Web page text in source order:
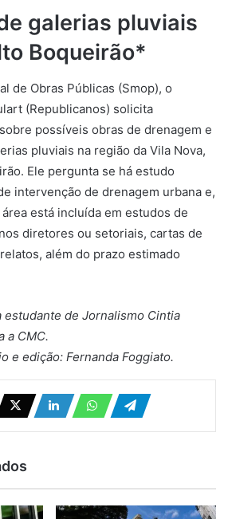
galerias pluviais
Boqueirão*
de Obras Públicas (Smop), o
(Republicanos) solicita
possíveis obras de drenagem e
pluviais na região da Vila Nova,
Ele pergunta se há estudo
intervenção de drenagem urbana e,
está incluída em estudos de
diretores ou setoriais, cartas de
além do prazo estimado
estudante de Jornalismo Cintia
a CMC.
e edição: Fernanda Foggiato.